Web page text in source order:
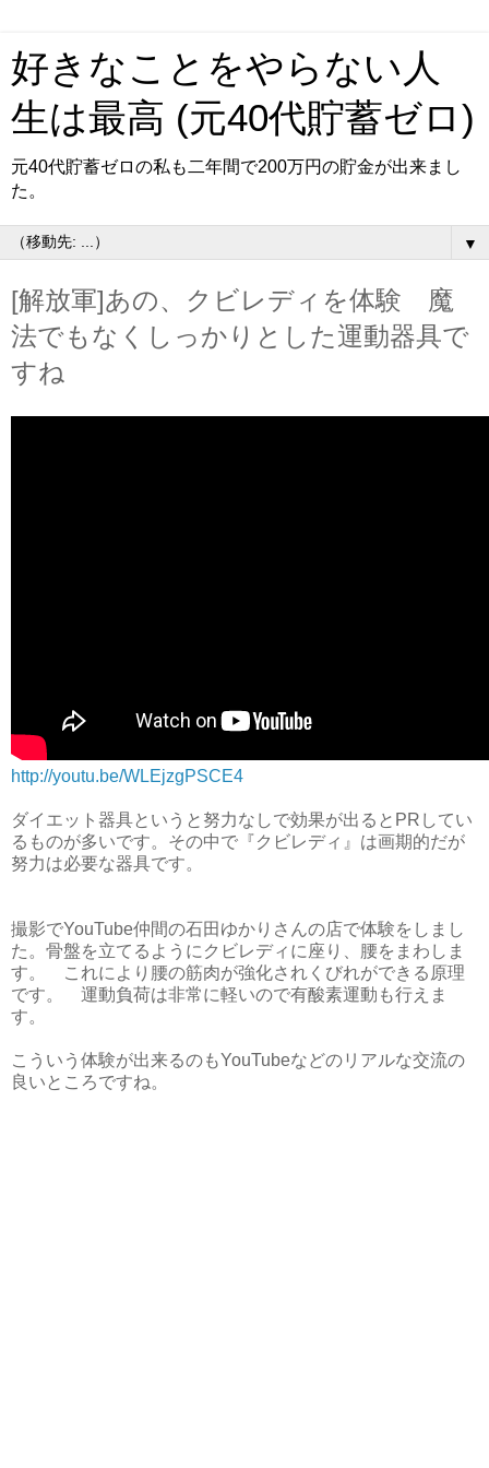
好きなことをやらない人
生は最高 (元40代貯蓄ゼロ)
元40代貯蓄ゼロの私も二年間で200万円の貯金が出来まし
た。
▼
[解放軍]あの、クビレディを体験 魔
法でもなくしっかりとした運動器具で
すね
http://youtu.be/WLEjzgPSCE4
ダイエット器具というと努力なしで効果が出るとPRしてい
るものが多いです。その中で『クビレディ』は画期的だが
努力は必要な器具です。
撮影でYouTube仲間の石田ゆかりさんの店で体験をしまし
た。骨盤を立てるようにクビレディに座り、腰をまわしま
す。 これにより腰の筋肉が強化されくびれができる原理
です。 運動負荷は非常に軽いので有酸素運動も行えま
す。
こういう体験が出来るのもYouTubeなどのリアルな交流の
良いところですね。